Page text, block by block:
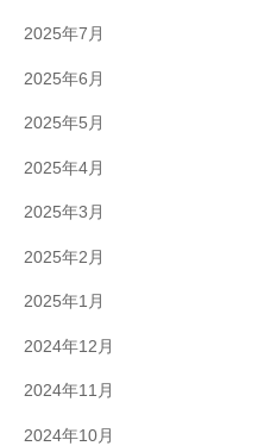
2025年7月
2025年6月
2025年5月
2025年4月
2025年3月
2025年2月
2025年1月
2024年12月
2024年11月
2024年10月